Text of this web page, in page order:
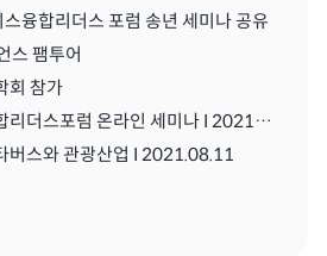
융합리더스 포럼 송년 세미나 공유
스 팸투어
회 참가
2021 한국마이스융합리더스포럼 온라인 세미나 I 2021.08..11
스와 관광산업 I 2021.08.11